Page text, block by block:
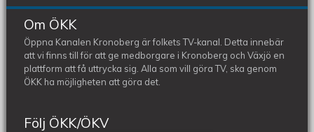
Om ÖKK
Öppna Kanalen Kronoberg är folkets TV-kanal. Detta innebär
att vi finns till för att ge medborgare i Kronoberg och Växjö en
plattform att få uttrycka sig. Alla som vill göra TV, ska genom
ÖKK ha möjligheten att göra det.
Följ ÖKK/ÖKV